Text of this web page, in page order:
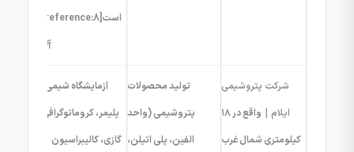
所
شرکت پتروشیمی
ایلام
｜واقع در ۱۸
کیلومتری شمال غرب
تولید محصولات
پتروشیمی (واحد
الفین، پلی اتیلن،
آزمایشگاه شیمی،
پلیمر، کروماتوگرافی
گازی، کالیبراسیون｜